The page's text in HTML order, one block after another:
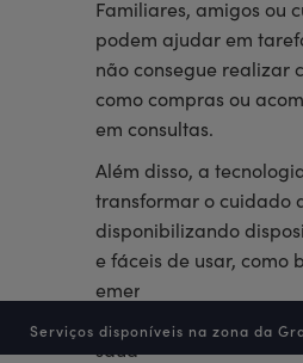
Familiares, amigos ou
podem ajudar em
não consegue realizar
como compras ou
em consultas.
Além disso, a
transformar o cuidado
disponibilizando
e fáceis de usar, como
emergência para
em caso de queda ou
saúde, sistemas de
Serviços disponíveis na zona da